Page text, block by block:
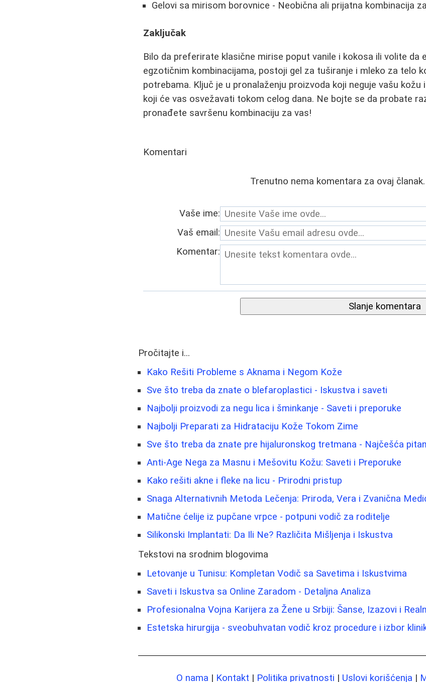
Gelovi sa mirisom borovnice - Neobična ali prijatna kombinacija
Zaključak
Bilo da preferirate klasične mirise poput vanile i kokosa ili volite da
egzotičnim kombinacijama, postoji gel za tuširanje i mleko za telo
potrebama. Ključ je u pronalaženju proizvoda koji neguje vašu
koji će vas osvežavati tokom celog dana. Ne bojte se da probate
pronađete savršenu kombinaciju za vas!
Komentari
Trenutno nema komentara za ovaj članak.
Vaše ime:
Vaš email:
Komentar:
Slanje komentara
Pročitajte i...
Kako Rešiti Probleme s Aknama i Negom Kože
Sve što treba da znate o blefaroplastici - Iskustva i saveti
Najbolji proizvodi za negu lica i šminkanje - Saveti i preporuke
Najbolji Preparati za Hidrataciju Kože Tokom Zime
Sve što treba da znate pre hijaluronskog tretmana - Najčešća
Anti-Age Nega za Masnu i Mešovitu Kožu: Saveti i Preporuke
Kako rešiti akne i fleke na licu - Prirodni pristup
Snaga Alternativnih Metoda Lečenja: Priroda, Vera i Zvanična
Matične ćelije iz pupčane vrpce - potpuni vodič za roditelje
Silikonski Implantati: Da Ili Ne? Različita Mišljenja i Iskustva
Tekstovi na srodnim blogovima
Letovanje u Tunisu: Kompletan Vodič sa Savetima i Iskustvima
Saveti i Iskustva sa Online Zaradom - Detaljna Analiza
Profesionalna Vojna Karijera za Žene u Srbiji: Šanse, Izazovi i
Estetska hirurgija - sveobuhvatan vodič kroz procedure i izbor
O nama | Kontakt | Politika privatnosti | Uslovi korišćenja |